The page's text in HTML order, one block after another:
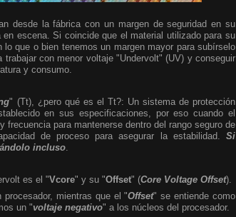
desde la fábrica con un margen de seguridad en su
en escena. Si coincide que el material utilizado para su
que o bien tenemos un margen mayor para subírselo
con menor voltaje "Undervolt" (UV) y conseguir
y consumo.
" (Tt), ¿pero qué es el Tt?: Un sistema de protección
en sus especificaciones, por eso cuando el
para mantenerse dentro del rango seguro de
de proceso para asegurar la estabilidad. Si
incluso.
es el "Vcore" y su "Offset" (Core Voltage Offset).
mientras que el "Offset" se entiende como
un "voltaje negativo" a los núcleos del procesador.